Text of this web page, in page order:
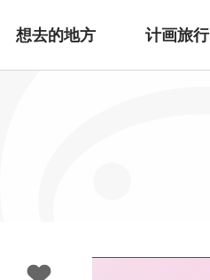
想去的地方 计画旅行
:::